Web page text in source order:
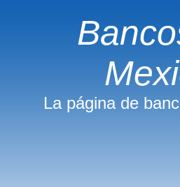
La página de